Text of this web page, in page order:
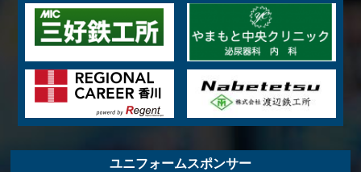
ユニフォームスポンサー